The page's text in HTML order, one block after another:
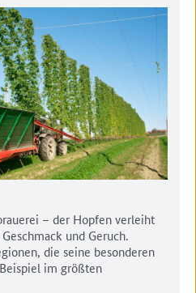
– der Hopfen verleiht
und Geruch.
die seine besonderen
im größten